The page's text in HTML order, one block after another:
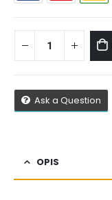
Ask a Question
OPIS